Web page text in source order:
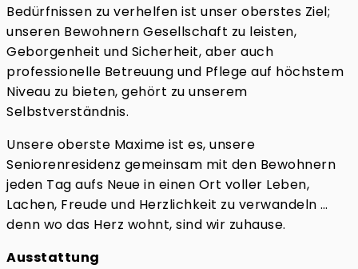
Bedürfnissen zu verhelfen ist unser oberstes Ziel;
unseren Bewohnern Gesellschaft zu leisten,
Geborgenheit und Sicherheit, aber auch
professionelle Betreuung und Pflege auf höchstem
Niveau zu bieten, gehört zu unserem
Selbstverständnis.
Unsere oberste Maxime ist es, unsere
Seniorenresidenz gemeinsam mit den Bewohnern
jeden Tag aufs Neue in einen Ort voller Leben,
Lachen, Freude und Herzlichkeit zu verwandeln …
denn wo das Herz wohnt, sind wir zuhause.
Ausstattung